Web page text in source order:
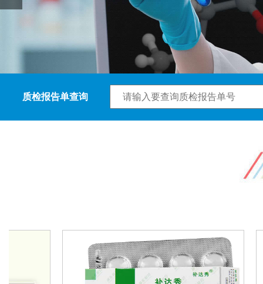
质检报告单查询